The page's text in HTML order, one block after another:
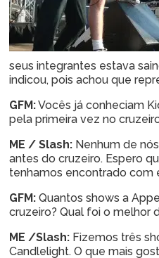
seus integrantes estava
indicou, pois achou que
GFM:Vocês já conheciam
pela primeira vez no
ME / Slash: Nenhum de
antes do cruzeiro. Espero
tenhamos encontrado com
GFM: Quantos shows a
cruzeiro? Qual foi o melhor
ME /Slash: Fizemos três
Candlelight. O que mais